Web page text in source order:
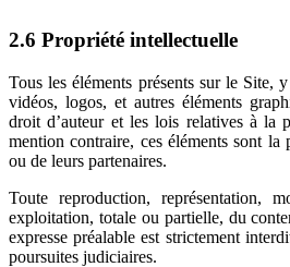
2.6 Propriété intellectuelle
Tous les éléments présents sur le Site,
vidéos, logos, et autres éléments
droit d’auteur et les lois relatives à la
mention contraire, ces éléments sont
ou de leurs partenaires.
Toute reproduction, représentation,
exploitation, totale ou partielle, du
expresse préalable est strictement
poursuites judiciaires.